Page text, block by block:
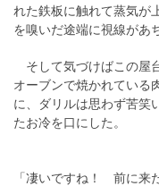
れた鉄板に触れて蒸気が
を嗅いだ途端に視線があ
そして気づけばこの屋
オーブンで焼かれている
に、ダリルは思わず苦笑
たお冷を口にした。
「凄いですね！ 前に来